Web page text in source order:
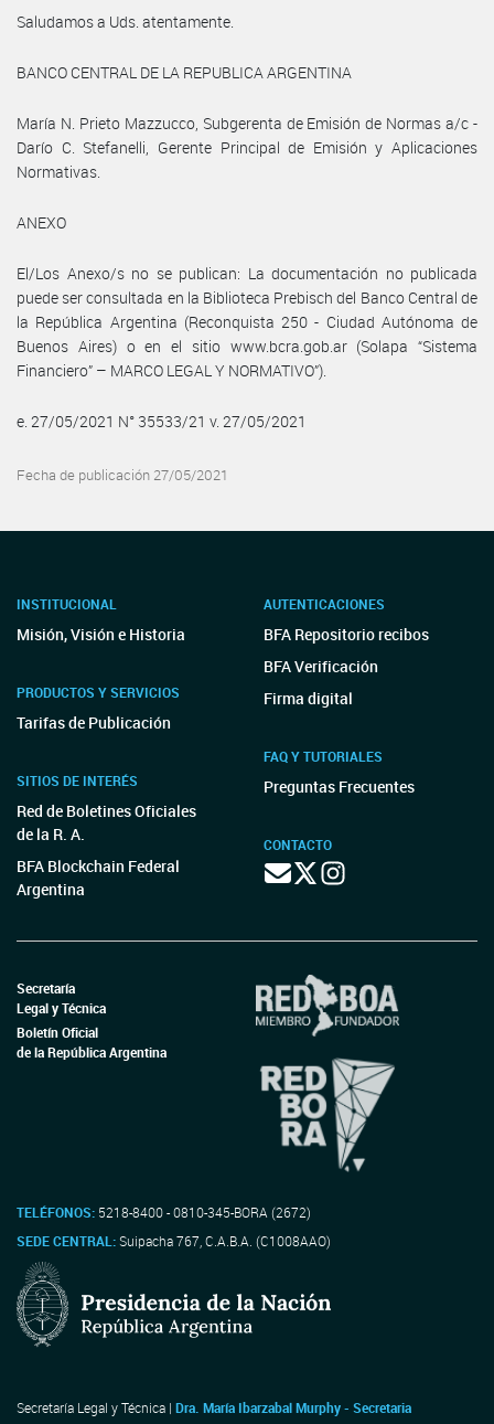
Saludamos a Uds. atentamente.
BANCO CENTRAL DE LA REPUBLICA ARGENTINA
María N. Prieto Mazzucco, Subgerenta de Emisión de Normas a/c -
Darío C. Stefanelli, Gerente Principal de Emisión y Aplicaciones
Normativas.
ANEXO
El/Los Anexo/s no se publican: La documentación no publicada
puede ser consultada en la Biblioteca Prebisch del Banco Central de
la República Argentina (Reconquista 250 - Ciudad Autónoma de
Buenos Aires) o en el sitio www.bcra.gob.ar (Solapa “Sistema
Financiero” – MARCO LEGAL Y NORMATIVO”).
e. 27/05/2021 N° 35533/21 v. 27/05/2021
Fecha de publicación 27/05/2021
INSTITUCIONAL
Misión, Visión e Historia
PRODUCTOS Y SERVICIOS
Tarifas de Publicación
SITIOS DE INTERÉS
Red de Boletines Oficiales
de la R. A.
BFA Blockchain Federal
Argentina
AUTENTICACIONES
BFA Repositorio recibos
BFA Verificación
Firma digital
FAQ Y TUTORIALES
Preguntas Frecuentes
CONTACTO
Secretaría
Legal y Técnica
Boletín Oficial
de la República Argentina
TELÉFONOS: 5218-8400 - 0810-345-BORA (2672)
SEDE CENTRAL:Suipacha 767, C.A.B.A. (C1008AAO)
Secretaría Legal y Técnica | Dra. María Ibarzabal Murphy - Secretaria